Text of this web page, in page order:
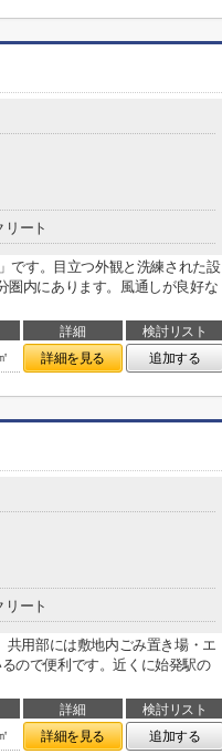
リート
です。目立つ外観と洗練された設
圏内にあります。風通しが良好な
詳細
検討リスト
詳細を見る 追加する
リート
共用部には敷地内ごみ置き場・エ
ので便利です。近くに始発駅の
詳細
検討リスト
詳細を見る 追加する